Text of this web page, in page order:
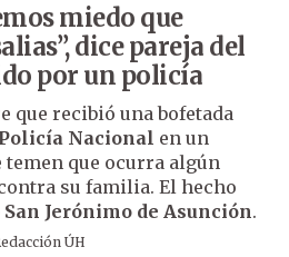
miedo que
dice pareja del
por un policía
que recibió una bofetada
Policía Nacional en un
que ocurra algún
su familia. El hecho
Jerónimo de Asunción.
ÚH